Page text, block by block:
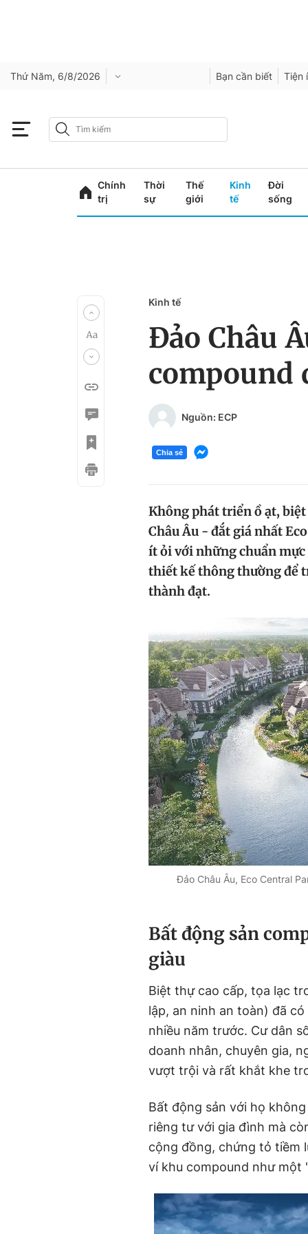
Thứ Năm, 6/8/2026 Bạn cần biết Tiện
Chính
trị
Thời
sự
Thế
giới
Kinh
tế
Đời
sống
Kinh tế
Đảo Châu
compound
Nguồn: ECP
Chia sẻ
Không phát triển ồ ạt,
Châu Âu - đắt giá nhất
ít ỏi với những chuẩn mực
thiết kế thông thường để
thành đạt.
Đảo Châu Âu, Eco Central
Bất động sản
giàu
Biệt thự cao cấp, tọa lạc
lập, an ninh an toàn) đã
nhiều năm trước. Cư dân
doanh nhân, chuyên gia,
vượt trội và rất khắt khe
Bất động sản với họ
riêng tư với gia đình mà
cộng đồng, chứng tỏ tiềm
ví khu compound như